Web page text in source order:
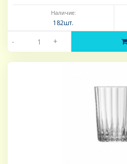
Наличие:
182шт.
- +